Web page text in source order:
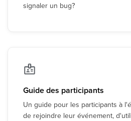
signaler un bug?
Guide des participants
Un guide pour les participants à
de rejoindre leur événement,